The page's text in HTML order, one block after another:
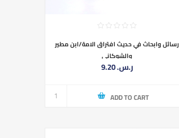
رسائل وابحاث في حديث افتراق الامة/ابن مطير
والشوكاني
9.20 ر.س.‏
ADD TO CART